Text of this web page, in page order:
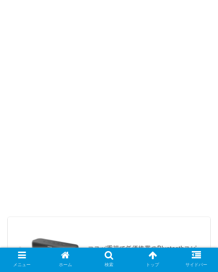
コスパ重視で低価格帯のBluetoothスピー
カーを厳選しておすすめみる
メニュー ホーム 検索 トップ サイドバー